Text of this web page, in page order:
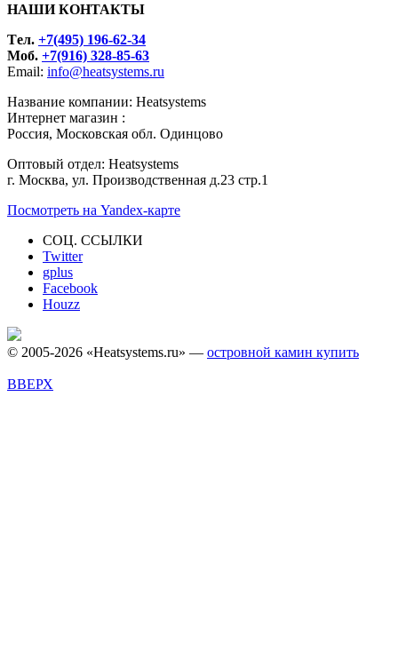
НАШИ КОНТАКТЫ
Tел. +7(495) 196-62-34
Моб. +7(916) 328-85-63
Email: info@heatsystems.ru
Название компании: Heatsystems
Интернет магазин :
Россия, Московская обл. Одинцово
Оптовый отдел: Heatsystems
г. Москва, ул. Производственная д.23 стр.1
Посмотреть на Yandex-карте
СОЦ. ССЫЛКИ
Twitter
gplus
Facebook
Houzz
© 2005-2026 «Heatsystems.ru» — островной камин купить
ВВЕРХ